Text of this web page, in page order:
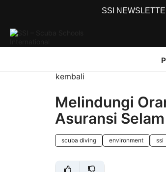
SSI
kembali
Melindungi
Asuransi
scuba diving environment ssi